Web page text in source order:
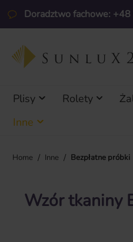
do głównej zawartości
Przejdź do wyszukiwania
Przejdź do głównej nawigacji
Doradztwo fachowe:
Plisy Rolety
Inne
Home / Inne / Bezpłatne próbki
Wzór tkaniny